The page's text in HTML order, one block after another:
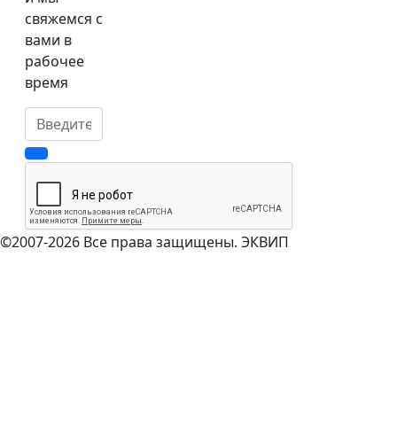
свяжемся с
вами в
рабочее
время
©2007-2026 Все права защищены. ЭКВИП